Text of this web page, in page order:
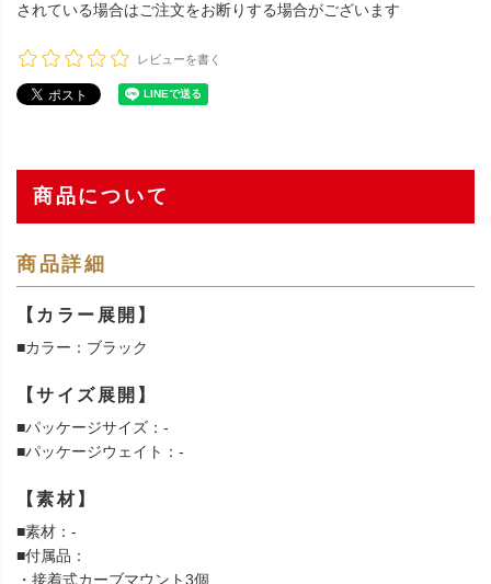
されている場合はご注文をお断りする場合がございます
レビューを書く
商品について
商品詳細
【カラー展開】
■カラー：ブラック
【サイズ展開】
■パッケージサイズ：-
■パッケージウェイト：-
【素材】
■素材：-
■付属品：
・接着式カーブマウント3個